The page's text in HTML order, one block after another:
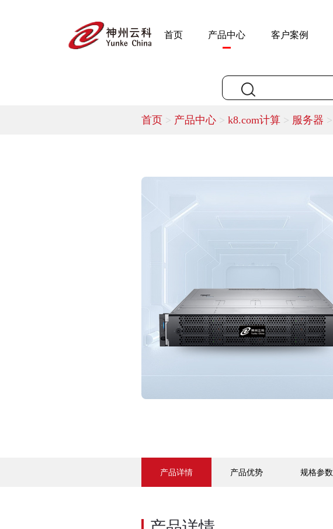
首页 产品中心 客户案例
首页 > 产品中心> k8.com计算> 服务器 >
产品详情 产品优势 规格参数